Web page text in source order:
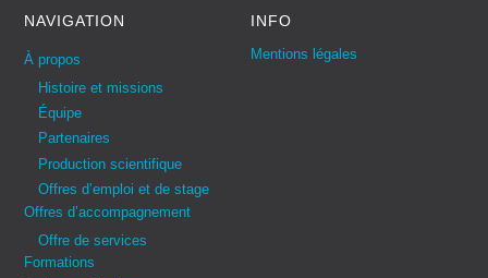
NAVIGATION
À propos
Histoire et missions
Équipe
Partenaires
Production scientifique
Offres d’emploi et de stage
Offres d’accompagnement
Offre de services
Formations
INFO
Mentions légales